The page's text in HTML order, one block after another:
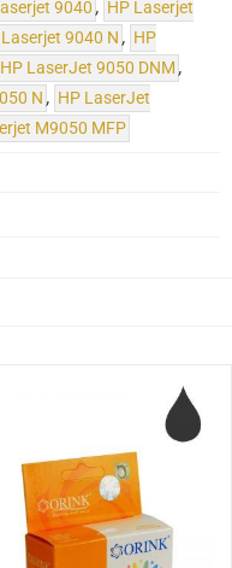
9040 , HP Laserjet
9040 N , HP
HP LaserJet 9050 DNM ,
N , HP LaserJet
M9050 MFP